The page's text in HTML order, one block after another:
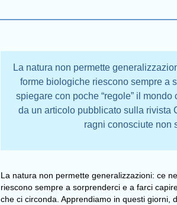
La natura non permette
forme biologiche riescono sempre a
spiegare con poche “regole” il
da un articolo pubblicato sulla rivista
ragni conosciute non
La natura non permette generalizzazioni: ce
riescono sempre a sorprenderci e a farci
che ci circonda. Apprendiamo in questi giorni,